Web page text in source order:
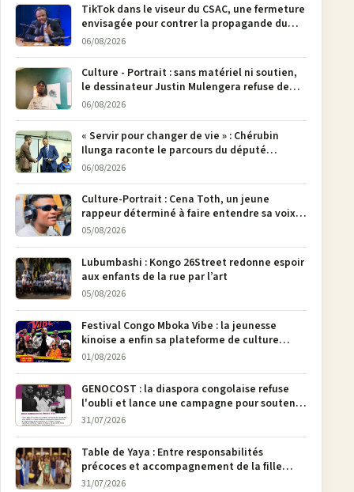
TikTok dans le viseur du CSAC, une fermeture
envisagée pour contrer la propagande du
M23
06/08/2026
Culture - Portrait : sans matériel ni soutien,
le dessinateur Justin Mulengera refuse de
poser son crayon
06/08/2026
« Servir pour changer de vie » : Chérubin
Ilunga raconte le parcours du député
national Jethro Muyombi Tshimbu en 137
06/08/2026
Culture-Portrait : Cena Toth, un jeune
rappeur déterminé à faire entendre sa voix à
Bunia
05/08/2026
Lubumbashi : Kongo 26Street redonne espoir
aux enfants de la rue par l’art
05/08/2026
Festival Congo Mboka Vibe : la jeunesse
kinoise a enfin sa plateforme de culture
urbaine
01/08/2026
GENOCOST : la diaspora congolaise refuse
l'oubli et lance une campagne pour soutenir
la pétition FONAREV depuis Bruxelles
31/07/2026
Table de Yaya : Entre responsabilités
précoces et accompagnement de la fille
aînée, la diaspora en débat
31/07/2026